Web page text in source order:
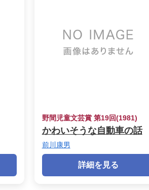
野間児童文芸賞 第19回(1981)
かわいそうな自動車の話
前川康男
詳細を見る